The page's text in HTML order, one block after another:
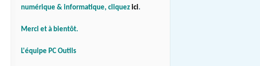
numérique & informatique, cliquez ici.
Merci et à bientôt.
L'équipe PC Outils